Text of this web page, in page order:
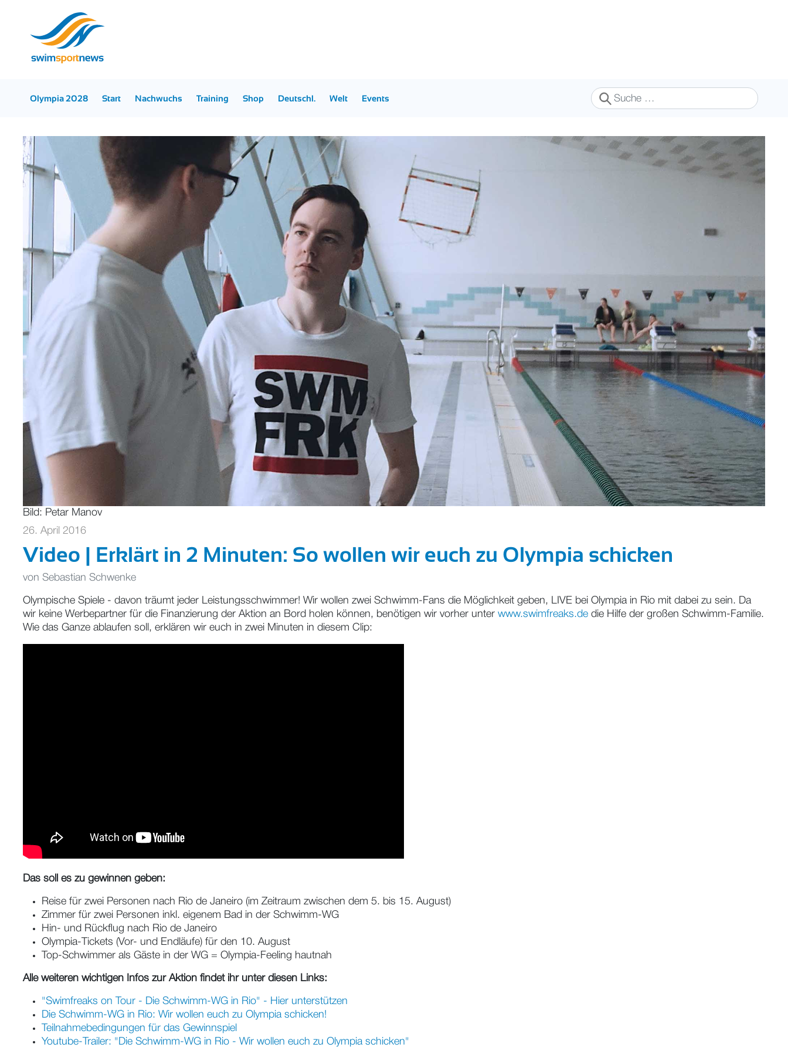
Olympia 2028 Start Nachwuchs Training Shop Deutschl. Welt Events
Suchen
Bild: Petar Manov
26. April 2016
Video | Erklärt in 2 Minuten: So wollen wir euch zu Olympia schicken
von Sebastian Schwenke
Olympische Spiele - davon träumt jeder Leistungsschwimmer! Wir wollen zwei Schwimm-Fans die Möglichkeit geben, LIVE bei Olympia in Rio mit dabei zu sein. Da
wir keine Werbepartner für die Finanzierung der Aktion an Bord holen können, benötigen wir vorher unter www.swimfreaks.de die Hilfe der großen Schwimm-Familie.
Wie das Ganze ablaufen soll, erklären wir euch in zwei Minuten in diesem Clip:
Das soll es zu gewinnen geben:
Reise für zwei Personen nach Rio de Janeiro (im Zeitraum zwischen dem 5. bis 15. August)
Zimmer für zwei Personen inkl. eigenem Bad in der Schwimm-WG
Hin- und Rückflug nach Rio de Janeiro
Olympia-Tickets (Vor- und Endläufe) für den 10. August
Top-Schwimmer als Gäste in der WG = Olympia-Feeling hautnah
Alle weiteren wichtigen Infos zur Aktion findet ihr unter diesen Links:
"Swimfreaks on Tour - Die Schwimm-WG in Rio" - Hier unterstützen
Die Schwimm-WG in Rio: Wir wollen euch zu Olympia schicken!
Teilnahmebedingungen für das Gewinnspiel
Youtube-Trailer: "Die Schwimm-WG in Rio - Wir wollen euch zu Olympia schicken"